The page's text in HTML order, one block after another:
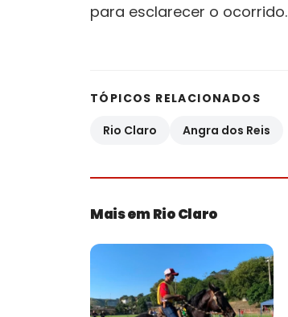
para esclarecer o ocorrido.
TÓPICOS RELACIONADOS
Rio Claro
Angra dos Reis
Mais em Rio Claro